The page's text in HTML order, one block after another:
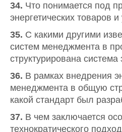
34. Что понимается под
энергетических товаров и
35. С какими другими
систем менеджмента в
структурирована
36. В рамках внедрения
менеджмента в общую
какой стандарт был
37. В чем заключается
технократического